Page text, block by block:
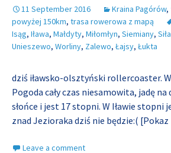
11 September 2016 Kraina Pagórów,
powyżej 150km, trasa rowerowa z mapą
Isąg, Iława, Małdyty, Miłomłyn, Siemiany, Siła
Unieszewo, Worliny, Zalewo, Łajsy, Łukta
dziś iławsko-olsztyński rollercoaster. W
Pogoda cały czas niesamowita, jadę
słońce i jest 17 stopni. W Iławie stopni
znad Jezioraka dziś nie będzie:( [Pokaz
Leave a comment